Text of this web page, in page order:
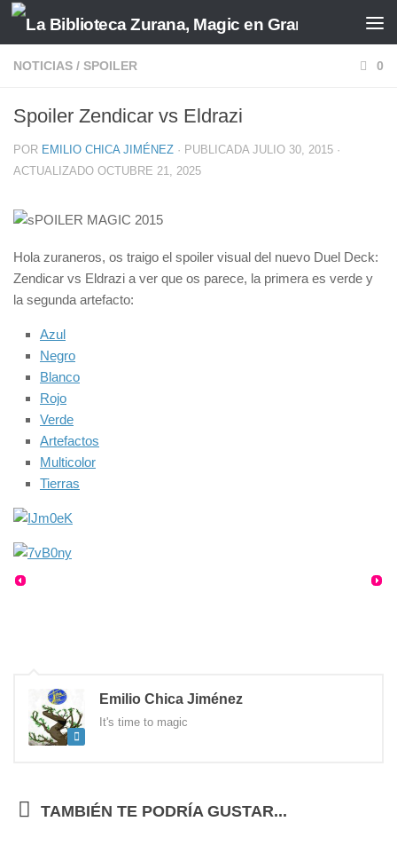
Saltar al contenido
NOTICIAS / SPOILER 0
Spoiler Zendicar vs Eldrazi
POR EMILIO CHICA JIMÉNEZ · PUBLICADA JULIO 30, 2015 ·
ACTUALIZADO OCTUBRE 21, 2025
Hola zuraneros, os traigo el spoiler visual del nuevo Duel Deck:
Zendicar vs Eldrazi a ver que os parece, la primera es verde y
la segunda artefacto:
Azul
Negro
Blanco
Rojo
Verde
Artefactos
Multicolor
Tierras
Emilio Chica Jiménez
It's time to magic
TAMBIÉN TE PODRÍA GUSTAR...